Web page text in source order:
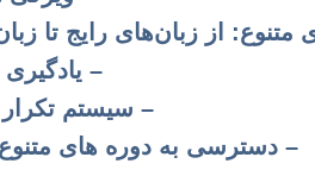
متنوع: از زبان‌های رایج
– یادگیری
– سیستم تکرار
– دسترسی به دوره های